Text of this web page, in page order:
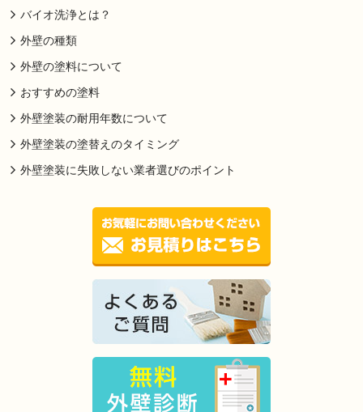
バイオ洗浄とは？
外壁の種類
外壁の塗料について
おすすめの塗料
外壁塗装の耐用年数について
外壁塗装の塗替えのタイミング
外壁塗装に失敗しない業者選びのポイント